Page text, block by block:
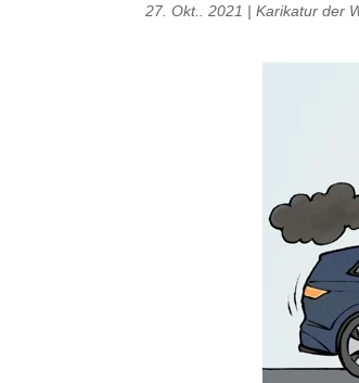
27. Okt.. 2021 |Karikatur der